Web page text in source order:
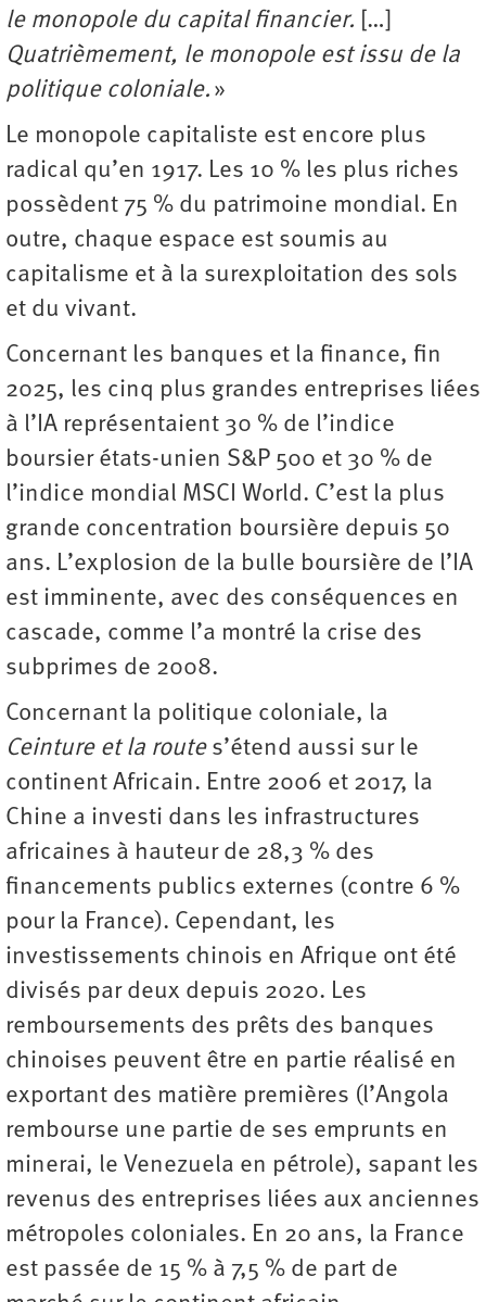
le monopole du capital financier. […]
Quatrièmement, le monopole est issu de la
politique coloniale. »
Le monopole capitaliste est encore plus
radical qu’en 1917. Les 10 % les plus riches
possèdent 75 % du patrimoine mondial. En
outre, chaque espace est soumis au
capitalisme et à la surexploitation des sols
et du vivant.
Concernant les banques et la finance, fin
2025, les cinq plus grandes entreprises liées
à l’IA représentaient 30 % de l’indice
boursier états-unien S&P 500 et 30 % de
l’indice mondial MSCI World. C’est la plus
grande concentration boursière depuis 50
ans. L’explosion de la bulle boursière de l’IA
est imminente, avec des conséquences en
cascade, comme l’a montré la crise des
subprimes de 2008.
Concernant la politique coloniale, la
Ceinture et la routes’étend aussi sur le
continent Africain. Entre 2006 et 2017, la
Chine a investi dans les infrastructures
africaines à hauteur de 28,3 % des
financements publics externes (contre 6 %
pour la France). Cependant, les
investissements chinois en Afrique ont été
divisés par deux depuis 2020. Les
remboursements des prêts des banques
chinoises peuvent être en partie réalisé en
exportant des matière premières (l’Angola
rembourse une partie de ses emprunts en
minerai, le Venezuela en pétrole), sapant les
revenus des entreprises liées aux anciennes
métropoles coloniales. En 20 ans, la France
est passée de 15 % à 7,5 % de part de